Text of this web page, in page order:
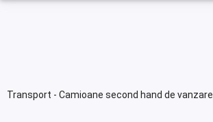
Transport - Camioane second hand de vanzare